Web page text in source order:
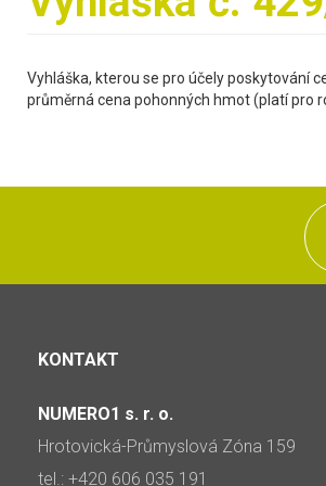
Vyhláška, kterou se pro účely poskytování
průměrná cena pohonných hmot (platí pro
KONTAKT
NUMERO1 s. r. o.
Hrotovická-Průmyslová Zóna 159
tel.: +420 606 035 191